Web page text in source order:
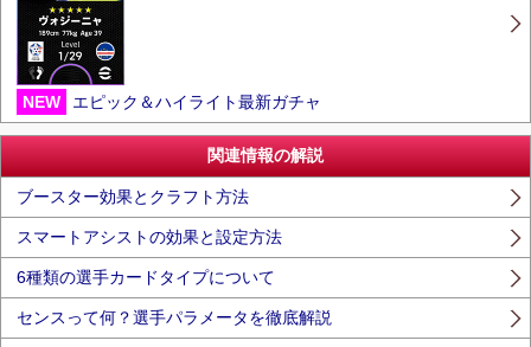
NEW エピック＆ハイライト最新ガチャ
関連情報の解説
ブースター効果とクラフト方法
スマートアシストの効果と設定方法
6種類の選手カードタイプについて
センスって何？選手パラメータを徹底解説